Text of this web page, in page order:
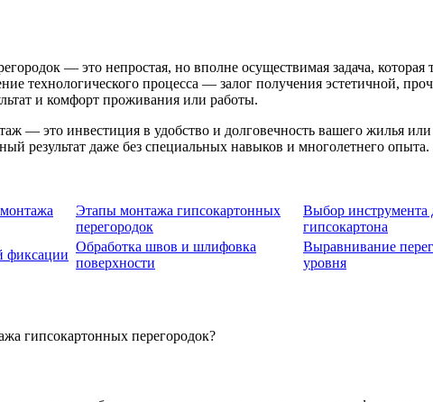
— это непростая, но вполне осуществимая задача,
технологического процесса — залог получения эстетичной,
и комфорт проживания или работы.
— это инвестиция в удобство и долговечность вашего жилья
результат даже без специальных навыков и многолетнего опыта.
Этапы монтажа гипсокартонных
перегородок
Выбор инструмента
гипсокартона
фиксации
Обработка швов и шлифовка
поверхности
Выравнивание
уровня
гипсокартонных перегородок?